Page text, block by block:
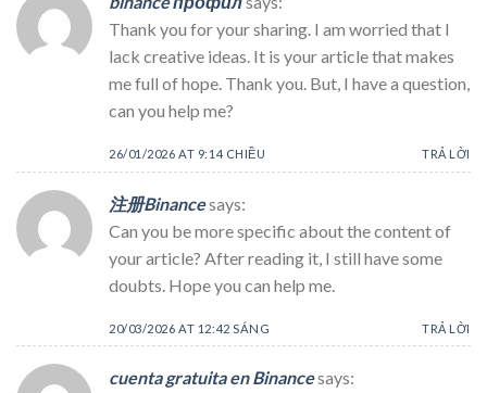
Thank you for your sharing. I am worried that I
lack creative ideas. It is your article that makes
me full of hope. Thank you. But, I have a question,
can you help me?
26/01/2026 AT 9:14 CHIỀU TRẢ LỜI
注册Binancesays:
Can you be more specific about the content of
your article? After reading it, I still have some
doubts. Hope you can help me.
20/03/2026 AT 12:42 SÁNG TRẢ LỜI
cuenta gratuita en Binancesays: